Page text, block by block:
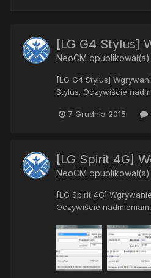
[LG G4 Stylus]
NeoCM
[LG G4 Stylus]
Stylus. Oczywiście
7 Grudnia 2015
[LG Spirit 4G]
NeoCM
[LG Spirit 4G]
Oczywiście